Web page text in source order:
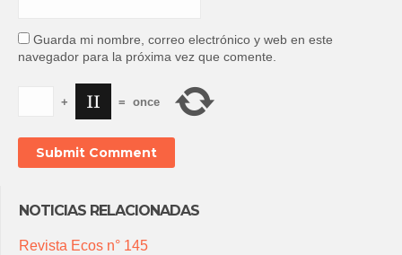
Guarda mi nombre, correo electrónico y web en este
navegador para la próxima vez que comente.
+ = once
NOTICIAS RELACIONADAS
Revista Ecos n° 145